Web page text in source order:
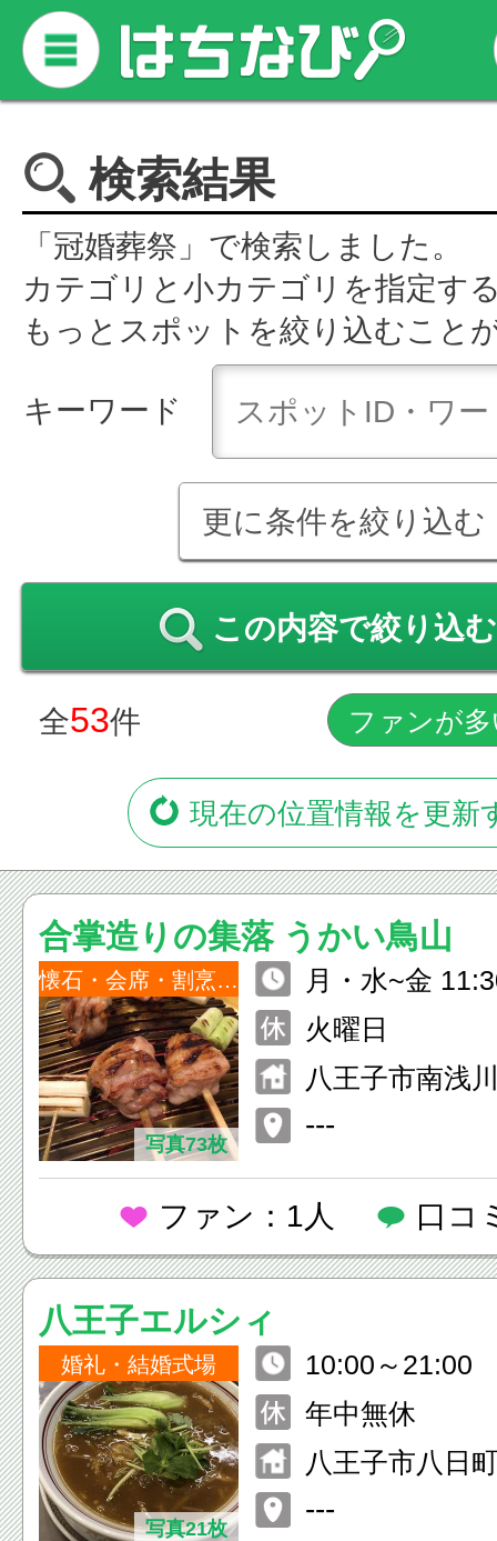
検索結果
「冠婚葬祭」で検索しました。
カテゴリと小カテゴリを指定す
もっとスポットを絞り込むこと
キーワード
更に条件を絞り込む
この内容で絞り込む
全53件
現在の位置情報を更新
合掌造りの集落 うかい鳥山
懐石・会席・割烹・小料理
写真73枚
月・水~金
1:00~21:30 日
火曜日
八王子市南浅
---
ファン：1人 口コ
八王子エルシィ
婚礼・結婚式場
写真21枚
10:00～21:00
年中無休
八王子市八日
---